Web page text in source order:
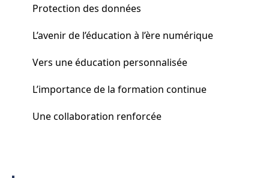
Protection des données
L’avenir de l’éducation à l’ère numérique
Vers une éducation personnalisée
L’importance de la formation continue
Une collaboration renforcée